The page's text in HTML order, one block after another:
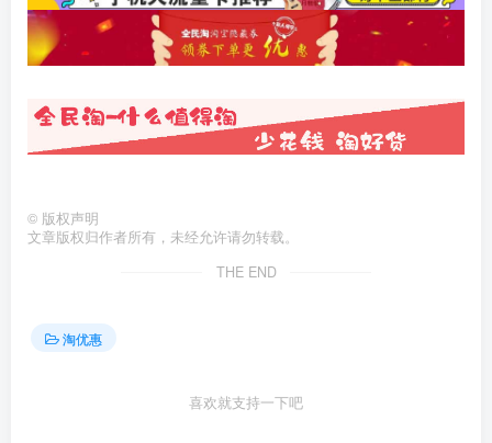
© 版权声明
文章版权归作者所有，未经允许请勿转载。
THE END
淘优惠
喜欢就支持一下吧